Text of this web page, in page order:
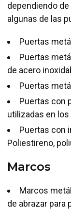
dependiendo
algunas de las
Puertas
Puertas
de acero
Puertas
Puertas con
utilizadas en
Puertas con
Poliestireno,
Marcos
Marcos
de abrazar para